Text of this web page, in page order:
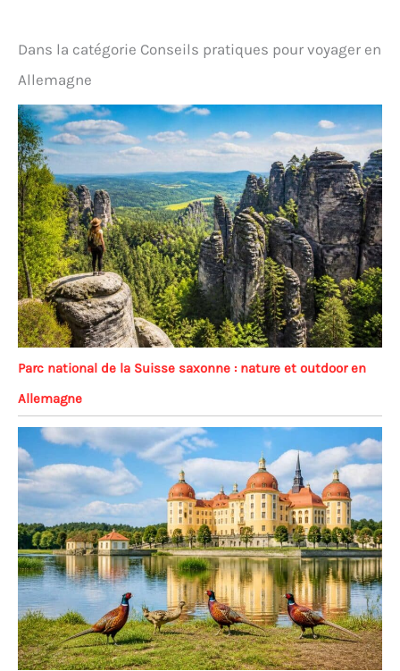
Dans la catégorie Conseils pratiques pour voyager en
Allemagne
Parc national de la Suisse saxonne : nature et outdoor en
Allemagne